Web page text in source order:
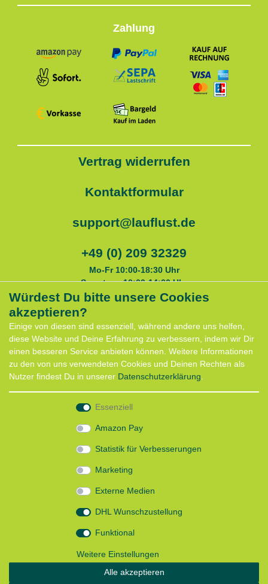
Zahlung
Vertrag widerrufen
Kontaktformular
support@lauflust.de
+49 (0) 209 32329
Mo-Fr 10:00-18:30 Uhr
Samstags 10:00-14:00 Uhr
Anfahrt
Kontaktformular
Termin für Hundeberatung
CaniX Seminare
Lauf Seminar
Laufen mit Lauflust
Batterieentsorgung
Daten­schutz­erklärung
AGB
Würdest Du bitte unsere Cookies
akzeptieren?
Einige von diesen sind essenziell, während andere uns helfen,
diese Website und Deine Erfahrung zu verbessern, indem wir Dir
einen besseren Service anbieten können. Weitere Informationen
zu den von uns verwendeten Cookies und Deinen Rechten als
Nutzer findest Du in unserer Daten­schutz­erklärung
Essenziell
Amazon Pay
Statistik für Verbesserungen
Marketing
Externe Medien
DHL Wunschzustellung
Funktional
Weitere Einstellungen
Alle akzeptieren